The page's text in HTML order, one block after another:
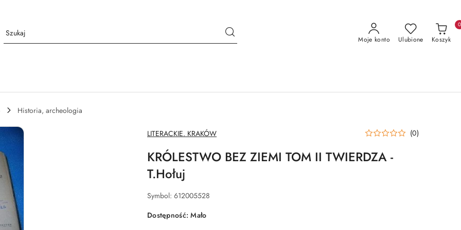
Moje konto Ulubione Koszyk
0
Historia, archeologia
NAZWA
PRODUCENTA:
LITERACKIE. KRAKÓW (0)
KRÓLESTWO BEZ ZIEMI TOM II TWIERDZA -
T.Hołuj
Symbol: 612005528
Dostępność:Mało